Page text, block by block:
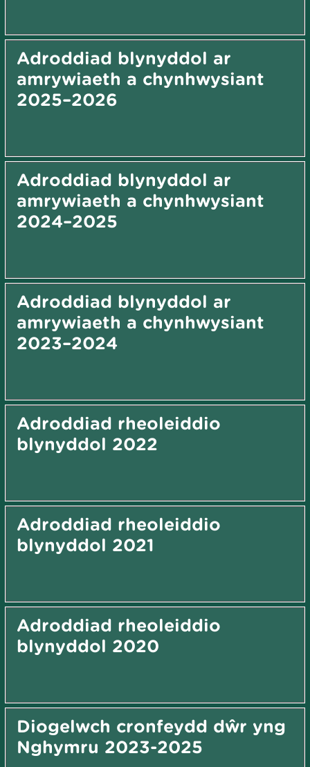
Adroddiad blynyddol ar
amrywiaeth a chynhwysiant
2025–2026
Adroddiad blynyddol ar
amrywiaeth a chynhwysiant
2024–2025
Adroddiad blynyddol ar
amrywiaeth a chynhwysiant
2023–2024
Adroddiad rheoleiddio
blynyddol 2022
Adroddiad rheoleiddio
blynyddol 2021
Adroddiad rheoleiddio
blynyddol 2020
Diogelwch cronfeydd dŵr yng
Nghymru 2023-2025